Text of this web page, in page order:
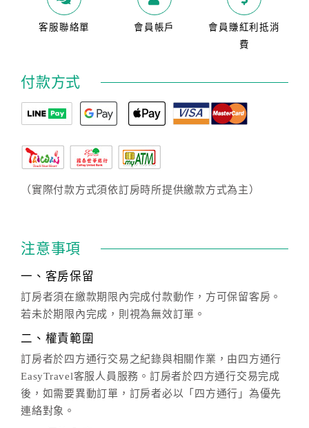
客服聯絡單 會員帳戶
會員賺紅利抵消
費
付款方式
（實際付款方式須依訂房時所提供繳款方式為主）
注意事項
一、客房保留
訂房者須在繳款期限內完成付款動作，方可保留客房。
若未於期限內完成，則視為無效訂單。
二、權責範圍
訂房者於四方通行交易之紀錄與相關作業，由四方通行
EasyTravel客服人員服務。訂房者於四方通行交易完成
後，如需要異動訂單，訂房者必以「四方通行」為優先
連絡對象。